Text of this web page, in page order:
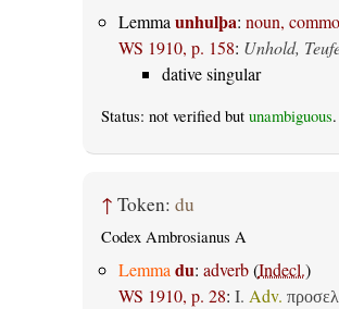
Lemma unhulþa: noun,
WS 1910, p. 158: Unhold,
dative singular
Status: not verified but unambiguous.
↑ Token: du
Codex Ambrosianus A
Lemma du: adverb(Indecl.)
WS 1910, p. 28: I. Adv.